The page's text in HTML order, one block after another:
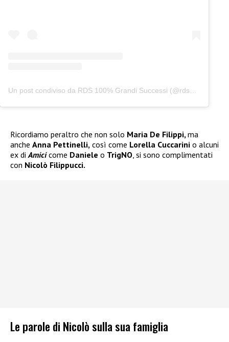
Un post condiviso da RDS 100% Grandi Successi (@rds_official)
Ricordiamo peraltro che non solo Maria De Filippi,ma
anche Anna Pettinelli, così come Lorella Cuccarini o alcuni
ex diAmicicome Daniele o TrigNO, si sono complimentati
con Nicolò Filippucci.
Le parole di Nicolò sulla sua famiglia